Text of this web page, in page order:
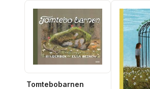
Tomtebobarnen